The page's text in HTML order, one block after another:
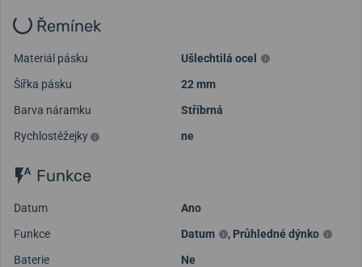
Řemínek
Materiál pásku
Ušlechtilá ocel
Šířka pásku
22 mm
Barva náramku
Stříbrná
Rychlostěžejky
ne
Funkce
Datum
Ano
Funkce
Datum , Průhledné dýnko
Baterie
Ne